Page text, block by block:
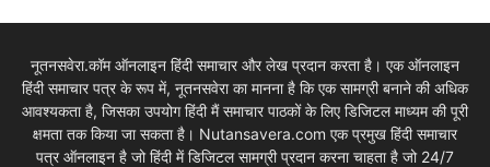
नूतनसवेरा.कॉम ऑनलाइन हिंदी समाचार और लेख प्रदान करता है। एक ऑनलाइन
हिंदी समाचार पत्र के रूप में, नूतनसवेरा का मानना है कि एक सामग्री बनाने की अधिक
आवश्यकता है, जिसका उपयोग हिंदी मैं समाचार पाठकों के लिए डिजिटल माध्यम की पूरी
क्षमता तक किया जा सकता है। Nutansavera.com एक प्रमुख हिंदी समाचार
पत्र ऑनलाइन है जो हिंदी में डिजिटल सामग्री प्रदान करना चाहता है जो 24/7